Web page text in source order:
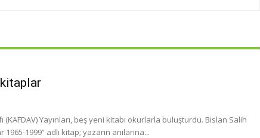
kitaplar
Yayınları, beş yeni kitabı okurlarla buluşturdu. Bislan Salih
1999” adlı kitap; yazarın anılarına...